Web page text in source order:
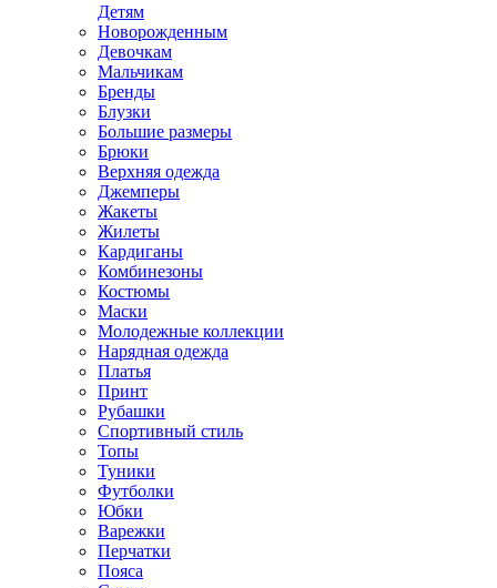
Детям
Новорожденным
Девочкам
Мальчикам
Бренды
Блузки
Большие размеры
Брюки
Верхняя одежда
Джемперы
Жакеты
Жилеты
Кардиганы
Комбинезоны
Костюмы
Маски
Молодежные коллекции
Нарядная одежда
Платья
Принт
Рубашки
Спортивный стиль
Топы
Туники
Футболки
Юбки
Варежки
Перчатки
Пояса